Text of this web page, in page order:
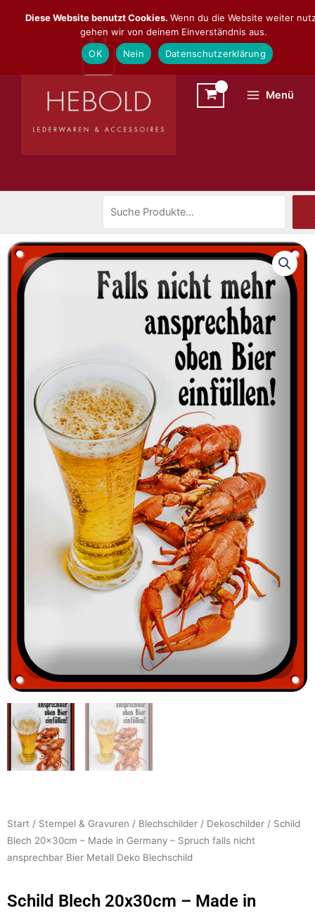
Inhalt
Menü
Start / Stempel & Gravuren / Blechschilder / Dekoschilder / Schild
Blech 20x30cm – Made in Germany – Spruch falls nicht
ansprechbar Bier Metall Deko Blechschild
Schild Blech 20x30cm – Made in
Diese Website benutzt Cookies. Wenn du die Website weiter
gehen wir von deinem Einverständnis aus.
OK
Nein Datenschutzerklärung